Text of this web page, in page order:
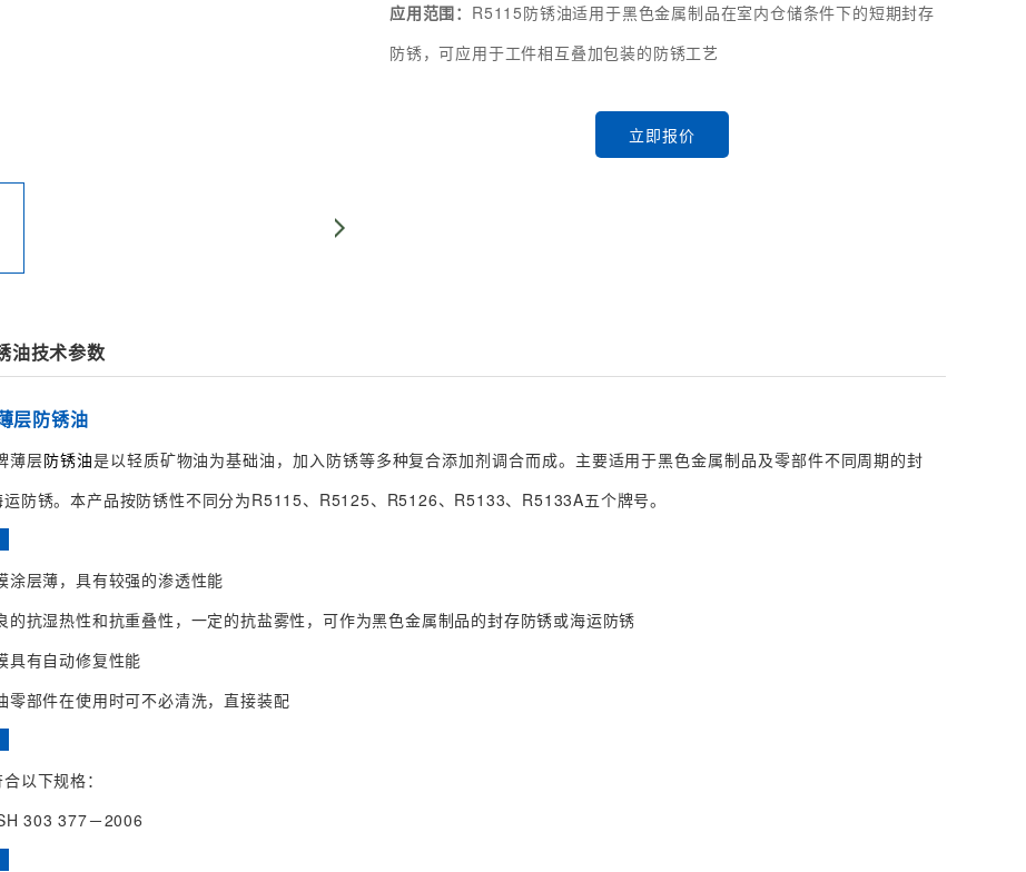
应用范围： R5115防锈油适用于黑色金属制品在室内仓储条件下的短期封存
防锈，可应用于工件相互叠加包装的防锈工艺
立即报价
油技术参数
层防锈油
层防锈油是以轻质矿物油为基础油，加入防锈等多种复合添加剂调合而成。主要适用于黑色金属制品及零部件不同周期的封
防锈。本产品按防锈性不同分为R5115、R5125、R5126、R5133、R5133A五个牌号。
薄，具有较强的渗透性能
湿热性和抗重叠性，一定的抗盐雾性，可作为黑色金属制品的封存防锈或海运防锈
有自动修复性能
件在使用时可不必清洗，直接装配
下规格：
377－2006